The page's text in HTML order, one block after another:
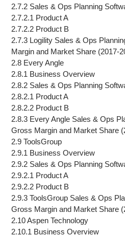
2.7.2 Sales & Ops Planning
2.7.2.1 Product A
2.7.2.2 Product B
2.7.3 Logility Sales & Ops
Margin and Market Share (2017-
2.8 Every Angle
2.8.1 Business Overview
2.8.2 Sales & Ops Planning
2.8.2.1 Product A
2.8.2.2 Product B
2.8.3 Every Angle Sales & Ops
Gross Margin and Market Share
2.9 ToolsGroup
2.9.1 Business Overview
2.9.2 Sales & Ops Planning
2.9.2.1 Product A
2.9.2.2 Product B
2.9.3 ToolsGroup Sales & Ops
Gross Margin and Market Share
2.10 Aspen Technology
2.10.1 Business Overview